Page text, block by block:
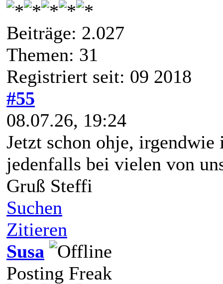
Beiträge: 2.027
Themen: 31
Registriert seit: 09 2018
#55
08.07.26, 19:24
Jetzt schon ohje,
jedenfalls bei vielen von
Gruß Steffi
Suchen
Zitieren
Susa
Posting Freak